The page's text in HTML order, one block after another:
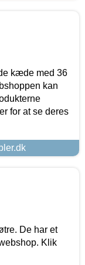
kæde med 36
kan
for at se deres
De har et
Klik